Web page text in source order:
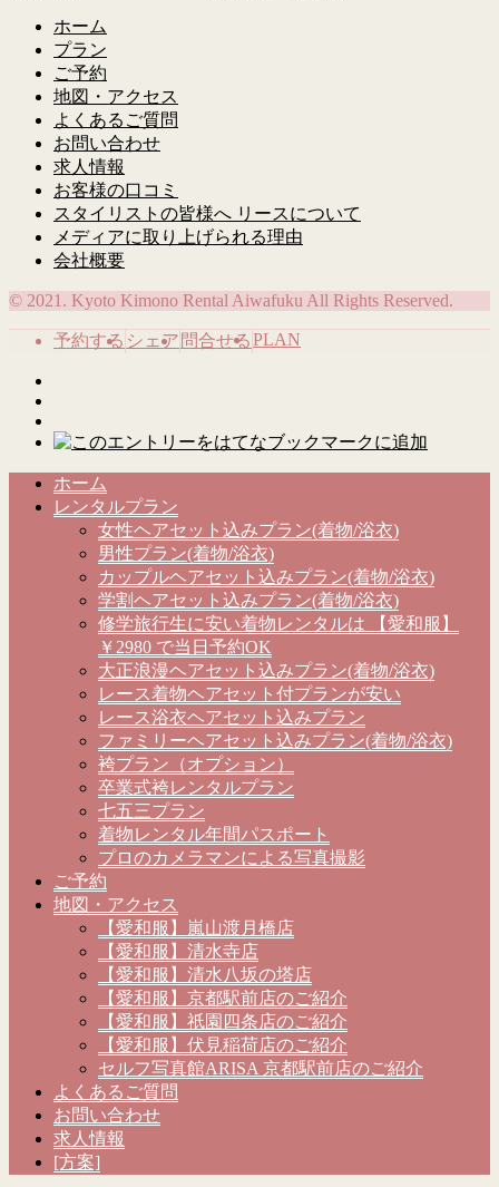
ホーム
プラン
ご予約
地図・アクセス
よくあるご質問
お問い合わせ
求人情報
お客様の口コミ
スタイリストの皆様へ リースについて
メディアに取り上げられる理由
会社概要
© 2021. Kyoto Kimono Rental Aiwafuku All Rights Reserved.
予約する シェア 問合せるPLAN
ホーム
レンタルプラン
女性ヘアセット込みプラン(着物/浴衣)
男性プラン(着物/浴衣)
カップルヘアセット込みプラン(着物/浴衣)
学割ヘアセット込みプラン(着物/浴衣)
修学旅行生に安い着物レンタルは 【愛和服】
￥2980 で当日予約OK
大正浪漫ヘアセット込みプラン(着物/浴衣)
レース着物ヘアセット付プランが安い
レース浴衣ヘアセット込みプラン
ファミリーヘアセット込みプラン(着物/浴衣)
袴プラン（オプション）
卒業式袴レンタルプラン
七五三プラン
着物レンタル年間パスポート
プロのカメラマンによる写真撮影
ご予約
地図・アクセス
【愛和服】嵐山渡月橋店
【愛和服】清水寺店
【愛和服】清水八坂の塔店
【愛和服】京都駅前店のご紹介
【愛和服】祇園四条店のご紹介
【愛和服】伏見稲荷店のご紹介
セルフ写真館ARISA 京都駅前店のご紹介
よくあるご質問
お問い合わせ
求人情報
[方案]